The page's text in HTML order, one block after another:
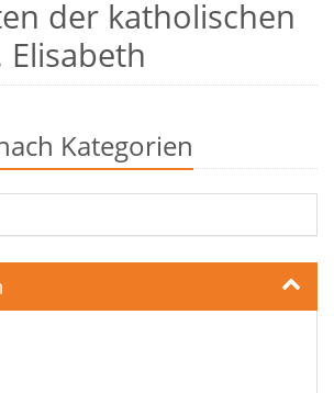
der katholischen
Elisabeth
Kategorien